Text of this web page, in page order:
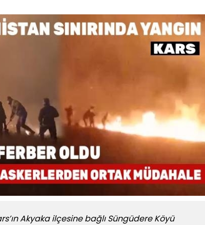
Akyaka ilçesine bağlı Süngüdere Köyü